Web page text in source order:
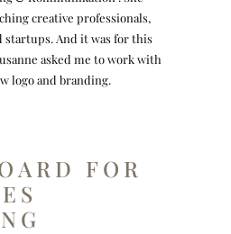
creative professionals,
startups. And it was for this
asked me to work with
logo and branding.
FOR